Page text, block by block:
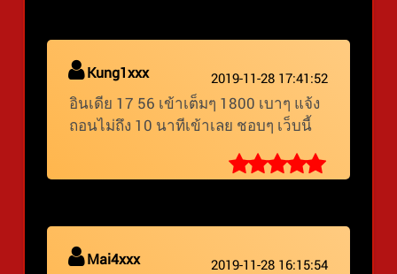
Kung1xxx 2019-11-28 17:41:52
อินเดีย 17 56 เข้าเต็มๆ 1800 เบาๆ แจ้ง
ถอนไม่ถึง 10 นาทีเข้าเลย ชอบๆ เว็บนี้
Mai4xxx 2019-11-28 16:15:54